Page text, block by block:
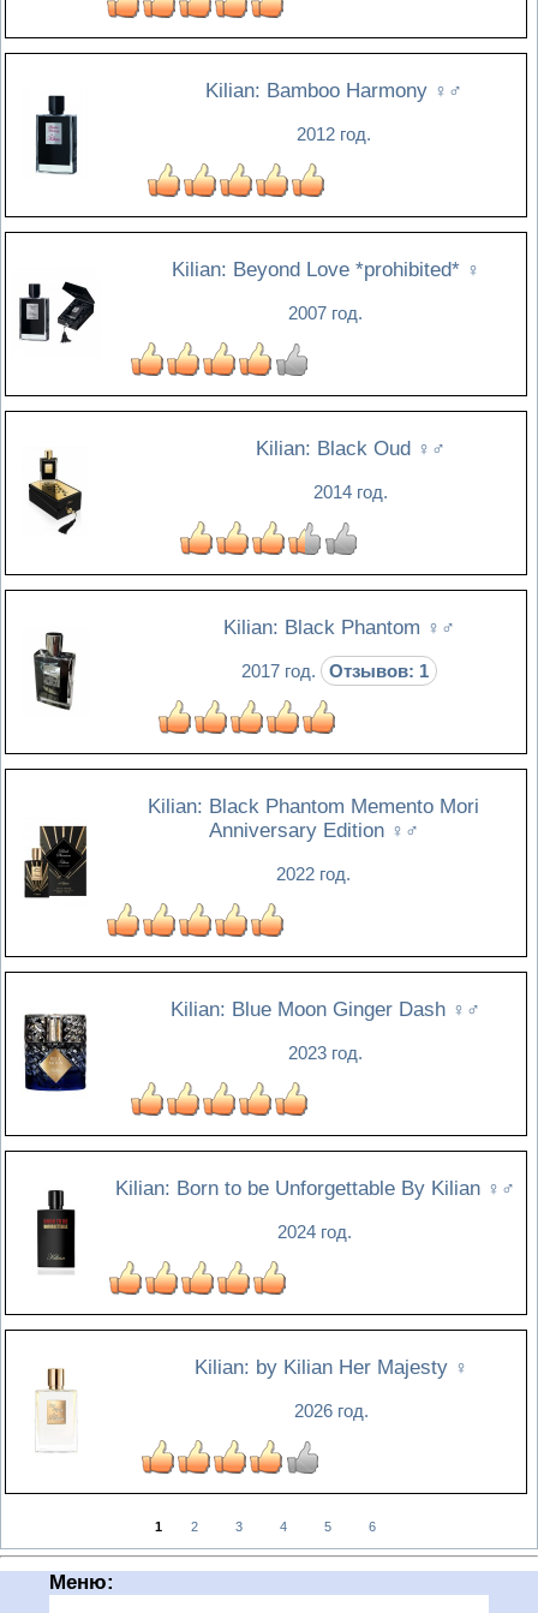
Kilian: Bamboo Harmony ♀♂
2012 год.
Kilian: Beyond Love *prohibited* ♀
2007 год.
Kilian: Black Oud ♀♂
2014 год.
Kilian: Black Phantom ♀♂
2017 год. Отзывов: 1
Kilian: Black Phantom Memento Mori
Anniversary Edition ♀♂
2022 год.
Kilian: Blue Moon Ginger Dash ♀♂
2023 год.
Kilian: Born to be Unforgettable By Kilian ♀♂
2024 год.
Kilian: by Kilian Her Majesty ♀
2026 год.
1 2 3 4 5 6
Меню: